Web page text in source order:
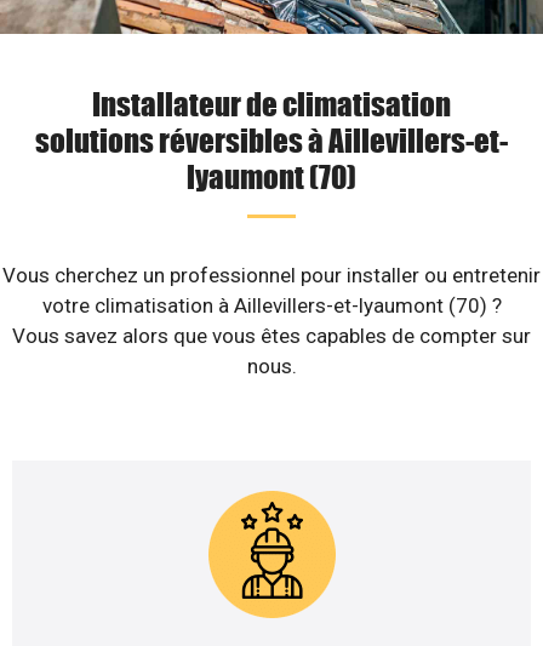
Installateur de climatisation
solutions réversibles à Aillevillers-et-
lyaumont (70)
Vous cherchez un professionnel pour installer ou entretenir
votre climatisation à Aillevillers-et-lyaumont (70) ?
Vous savez alors que vous êtes capables de compter sur
nous.